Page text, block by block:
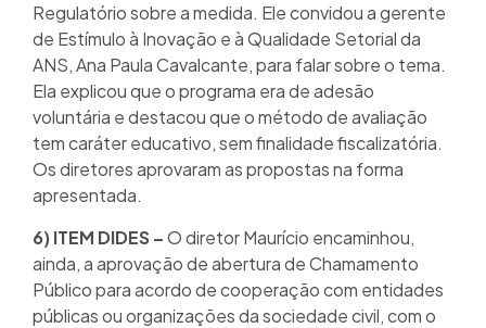
Regulatório sobre a medida. Ele convidou a gerente
de Estímulo à Inovação e à Qualidade Setorial da
ANS, Ana Paula Cavalcante, para falar sobre o tema.
Ela explicou que o programa era de adesão
voluntária e destacou que o método de avaliação
tem caráter educativo, sem finalidade fiscalizatória.
Os diretores aprovaram as propostas na forma
apresentada.
6) ITEM DIDES –O diretor Maurício encaminhou,
ainda, a aprovação de abertura de Chamamento
Público para acordo de cooperação com entidades
públicas ou organizações da sociedade civil, com o